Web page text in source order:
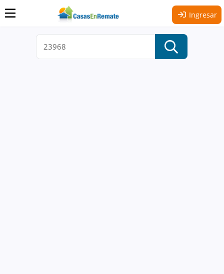
Ingresar